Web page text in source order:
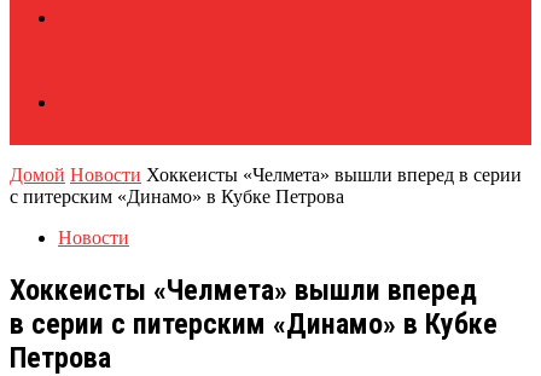
Домой Новости Хоккеисты «Челмета» вышли вперед в серии
с питерским «Динамо» в Кубке Петрова
Новости
Хоккеисты «Челмета» вышли вперед
в серии с питерским «Динамо» в Кубке
Петрова